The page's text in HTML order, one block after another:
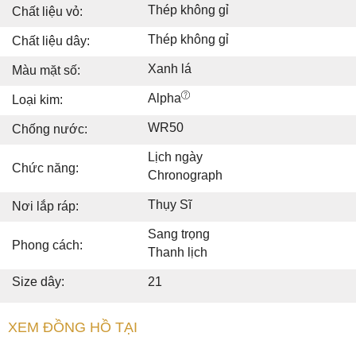
Chất liệu vỏ:
Thép không gỉ
Chất liệu dây: Thép không gỉ
Màu mặt số: Xanh lá
Loại kim: Alpha
Chống nước: WR50
Chức năng:
Lịch ngày
Chronograph
Nơi lắp ráp: Thụy Sĩ
Phong cách:
Sang trọng
Thanh lịch
Size dây: 21
XEM ĐỒNG HỒ TẠI